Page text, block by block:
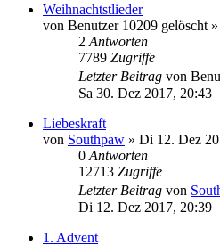
Weihnachtstlieder
von Benutzer 10209 gelöscht »
2 Antworten
7789 Zugriffe
Letzter Beitrag von
Sa 30. Dez 2017, 20:43
Liebeskraft
von Southpaw » Di 12. Dez
0 Antworten
12713 Zugriffe
Letzter Beitrag von
Di 12. Dez 2017, 20:39
1. Advent